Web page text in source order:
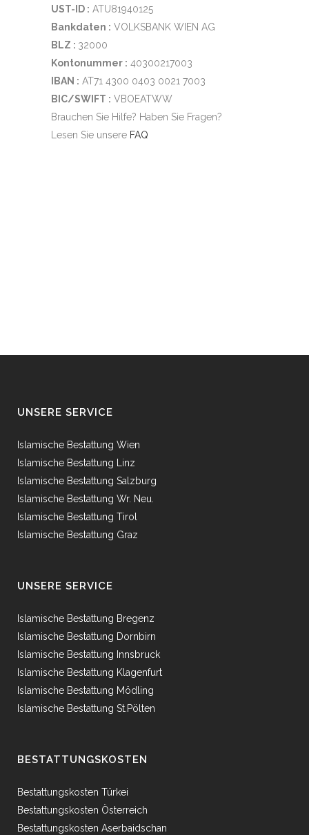
UST-ID : ATU81940125
Bankdaten : VOLKSBANK WIEN AG
BLZ : 32000
Kontonummer : 40300217003
IBAN : AT71 4300 0403 0021 7003
BIC/SWIFT : VBOEATWW
Brauchen Sie Hilfe? Haben Sie Fragen?
Lesen Sie unsere FAQ
UNSERE SERVICE
Islamische Bestattung Wien
Islamische Bestattung Linz
Islamische Bestattung Salzburg
Islamische Bestattung Wr. Neu.
Islamische Bestattung Tirol
Islamische Bestattung Graz
UNSERE SERVICE
Islamische Bestattung Bregenz
Islamische Bestattung Dornbirn
Islamische Bestattung Innsbruck
Islamische Bestattung Klagenfurt
Islamische Bestattung Mödling
Islamische Bestattung St.Pölten
BESTATTUNGSKOSTEN
Bestattungskosten Türkei
Bestattungskosten Österreich
Bestattungskosten Aserbaidschan